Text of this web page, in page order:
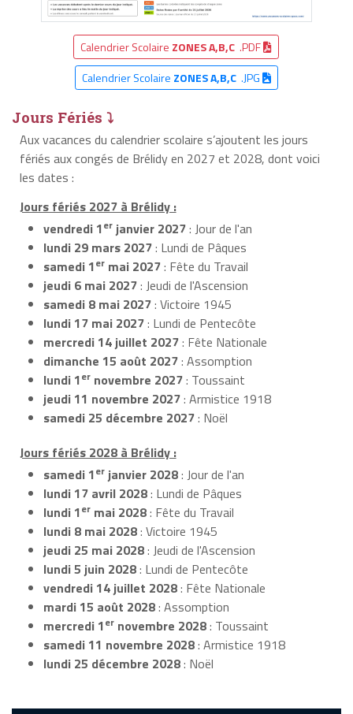
Calendrier Scolaire ZONES A,B,C .PDF
Calendrier Scolaire ZONES A,B,C.JPG
Jours Fériés ⤵
Aux vacances du calendrier scolaire s’ajoutent les jours
fériés aux congés de Brélidy en 2027 et 2028, dont voici
les dates :
Jours fériés 2027 à Brélidy :
vendredi 1er janvier 2027: Jour de l'an
lundi 29 mars 2027: Lundi de Pâques
samedi 1er mai 2027: Fête du Travail
jeudi 6 mai 2027: Jeudi de l'Ascension
samedi 8 mai 2027: Victoire 1945
lundi 17 mai 2027: Lundi de Pentecôte
mercredi 14 juillet 2027: Fête Nationale
dimanche 15 août 2027: Assomption
lundi 1er novembre 2027: Toussaint
jeudi 11 novembre 2027: Armistice 1918
samedi 25 décembre 2027: Noël
Jours fériés 2028 à Brélidy :
samedi 1er janvier 2028: Jour de l'an
lundi 17 avril 2028: Lundi de Pâques
lundi 1er mai 2028: Fête du Travail
lundi 8 mai 2028: Victoire 1945
jeudi 25 mai 2028: Jeudi de l'Ascension
lundi 5 juin 2028: Lundi de Pentecôte
vendredi 14 juillet 2028: Fête Nationale
mardi 15 août 2028: Assomption
mercredi 1er novembre 2028: Toussaint
samedi 11 novembre 2028: Armistice 1918
lundi 25 décembre 2028: Noël